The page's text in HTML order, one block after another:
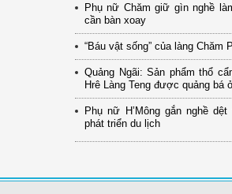
Phụ nữ Chăm giữ gìn nghề
cần bàn xoay
“Báu vật sống” của làng Chăm
Quảng Ngãi: Sản phẩm thổ
Hrê Làng Teng được quảng bá
Phụ nữ H’Mông gắn nghề
phát triển du lịch